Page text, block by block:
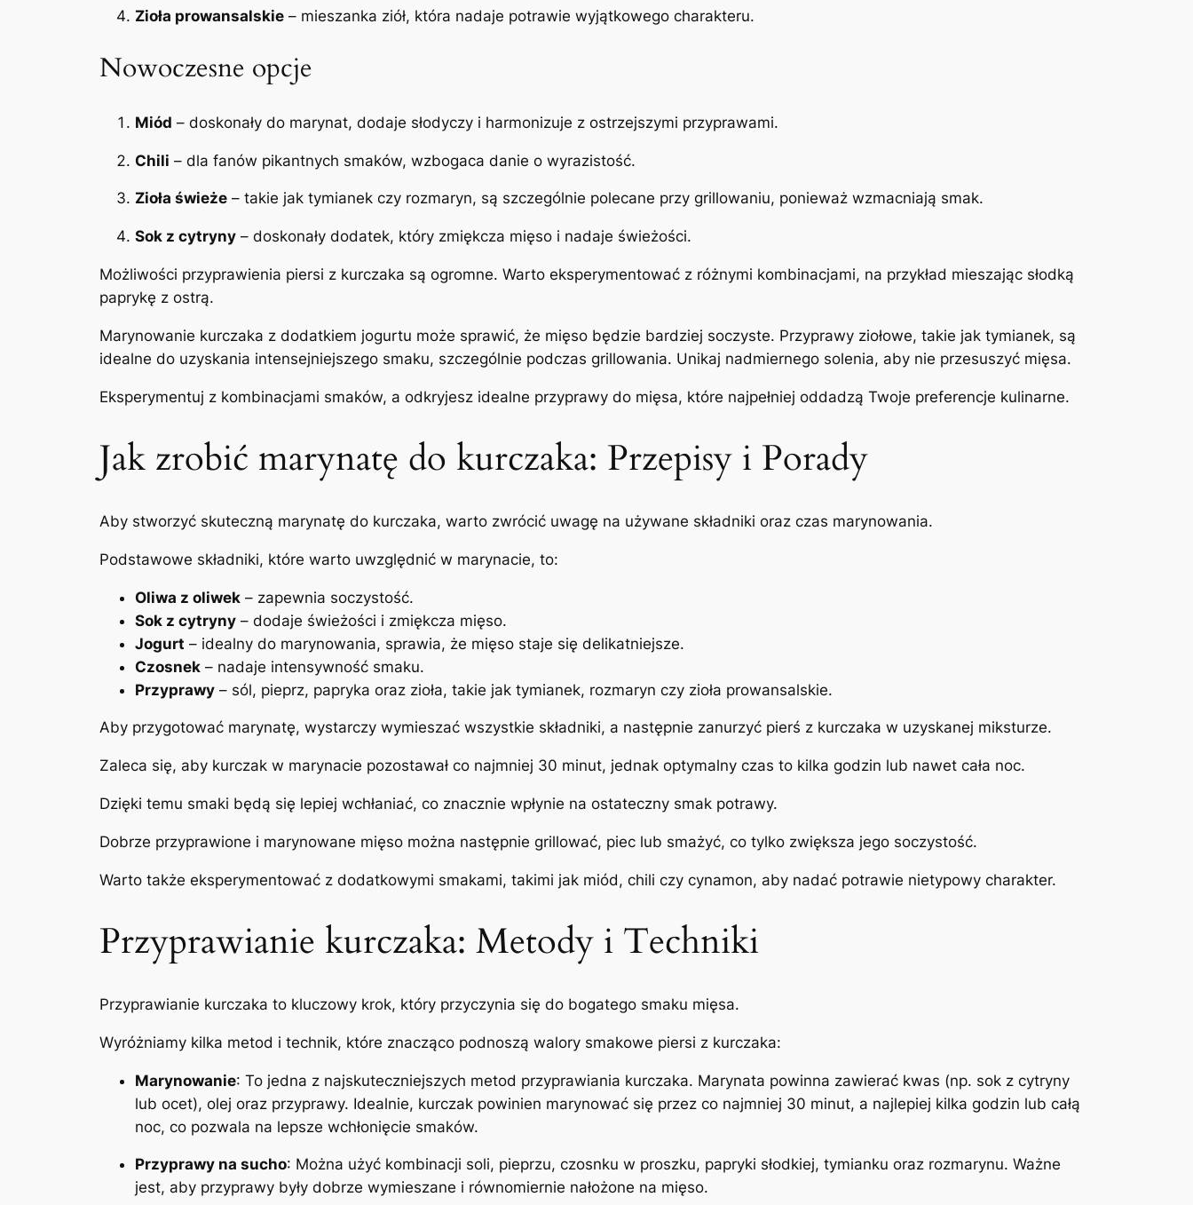
Zioła prowansalskie – mieszanka ziół, która nadaje potrawie wyjątkowego charakteru.
Nowoczesne opcje
Miód – doskonały do marynat, dodaje słodyczy i harmonizuje z ostrzejszymi przyprawami.
Chili – dla fanów pikantnych smaków, wzbogaca danie o wyrazistość.
Zioła świeże – takie jak tymianek czy rozmaryn, są szczególnie polecane przy grillowaniu, ponieważ wzmacniają smak.
Sok z cytryny – doskonały dodatek, który zmiękcza mięso i nadaje świeżości.
Możliwości przyprawienia piersi z kurczaka są ogromne. Warto eksperymentować z różnymi kombinacjami, na przykład mieszając słodką
paprykę z ostrą.
Marynowanie kurczaka z dodatkiem jogurtu może sprawić, że mięso będzie bardziej soczyste. Przyprawy ziołowe, takie jak tymianek, są
idealne do uzyskania intensejniejszego smaku, szczególnie podczas grillowania. Unikaj nadmiernego solenia, aby nie przesuszyć mięsa.
Eksperymentuj z kombinacjami smaków, a odkryjesz idealne przyprawy do mięsa, które najpełniej oddadzą Twoje preferencje kulinarne.
Jak zrobić marynatę do kurczaka: Przepisy i Porady
Aby stworzyć skuteczną marynatę do kurczaka, warto zwrócić uwagę na używane składniki oraz czas marynowania.
Podstawowe składniki, które warto uwzględnić w marynacie, to:
Oliwa z oliwek – zapewnia soczystość.
Sok z cytryny – dodaje świeżości i zmiękcza mięso.
Jogurt – idealny do marynowania, sprawia, że mięso staje się delikatniejsze.
Czosnek – nadaje intensywność smaku.
Przyprawy – sól, pieprz, papryka oraz zioła, takie jak tymianek, rozmaryn czy zioła prowansalskie.
Aby przygotować marynatę, wystarczy wymieszać wszystkie składniki, a następnie zanurzyć pierś z kurczaka w uzyskanej miksturze.
Zaleca się, aby kurczak w marynacie pozostawał co najmniej 30 minut, jednak optymalny czas to kilka godzin lub nawet cała noc.
Dzięki temu smaki będą się lepiej wchłaniać, co znacznie wpłynie na ostateczny smak potrawy.
Dobrze przyprawione i marynowane mięso można następnie grillować, piec lub smażyć, co tylko zwiększa jego soczystość.
Warto także eksperymentować z dodatkowymi smakami, takimi jak miód, chili czy cynamon, aby nadać potrawie nietypowy charakter.
Przyprawianie kurczaka: Metody i Techniki
Przyprawianie kurczaka to kluczowy krok, który przyczynia się do bogatego smaku mięsa.
Wyróżniamy kilka metod i technik, które znacząco podnoszą walory smakowe piersi z kurczaka:
Marynowanie: To jedna z najskuteczniejszych metod przyprawiania kurczaka. Marynata powinna zawierać kwas (np. sok z cytryny
lub ocet), olej oraz przyprawy. Idealnie, kurczak powinien marynować się przez co najmniej 30 minut, a najlepiej kilka godzin lub całą
noc, co pozwala na lepsze wchłonięcie smaków.
Przyprawy na sucho: Można użyć kombinacji soli, pieprzu, czosnku w proszku, papryki słodkiej, tymianku oraz rozmarynu. Ważne
jest, aby przyprawy były dobrze wymieszane i równomiernie nałożone na mięso.